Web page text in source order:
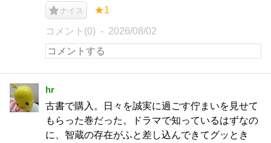
ナイス ★1
コメント(0) 2026/08/02
hr
古書で購入。日々を誠実に過ごす佇まいを見せて
もらった巻だった。ドラマで知っているはずなの
に、智蔵の存在がふと差し込んできてグッとき